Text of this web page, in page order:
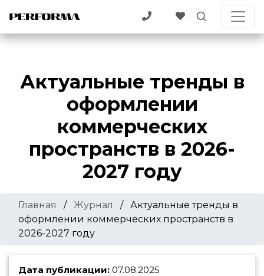
Актуальные тренды в
оформлении
коммерческих
пространств в 2026-
2027 году
Главная / Журнал /
Актуальные тренды в
оформлении коммерческих пространств в
2026-2027 году
Дата публикации: 07.08.2025